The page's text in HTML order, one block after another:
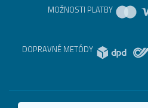
MOŽNOSTI PLATBY
DOPRAVNÉ METÓDY